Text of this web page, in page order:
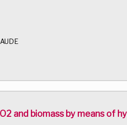
and biomass by means